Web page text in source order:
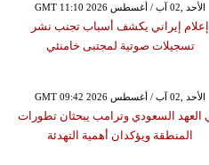
GMT 11:10 2026 الأحد ,02 آب / أغسطس
إعلام إيراني يكشف أسباب تجنب نشر
تسجيلات صوتية لمجتبى خامنئي
GMT 09:42 2026 الأحد ,02 آب / أغسطس
العهد السعودي وترامب يبحثان تطورات
المنطقة ويؤكدان أهمية التهدئة